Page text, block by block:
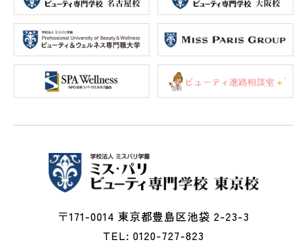
〒171-0014 東京都豊島区池袋 2-23-3
TEL: 0120-727-823